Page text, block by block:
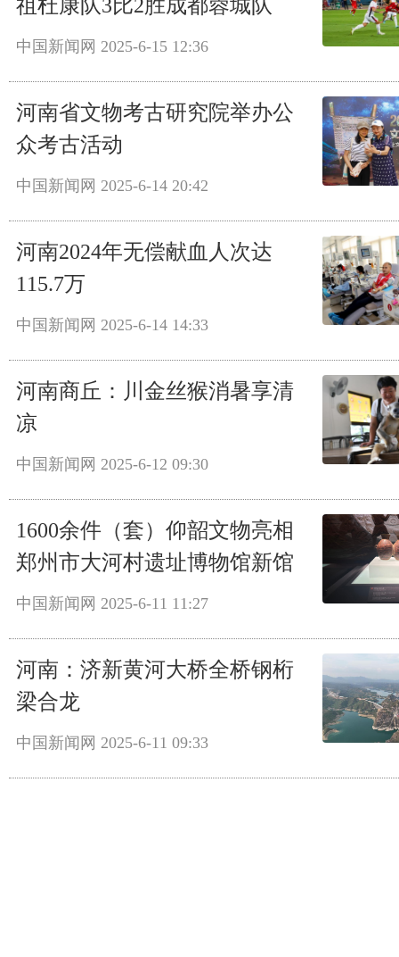
祖杜康队3比2胜成都蓉城队
中国新闻网 2025-6-15 12:36
河南省文物考古研究院举办公
众考古活动
中国新闻网 2025-6-14 20:42
河南2024年无偿献血人次达
115.7万
中国新闻网 2025-6-14 14:33
河南商丘：川金丝猴消暑享清
凉
中国新闻网 2025-6-12 09:30
1600余件（套）仰韶文物亮相
郑州市大河村遗址博物馆新馆
中国新闻网 2025-6-11 11:27
河南：济新黄河大桥全桥钢桁
梁合龙
中国新闻网 2025-6-11 09:33